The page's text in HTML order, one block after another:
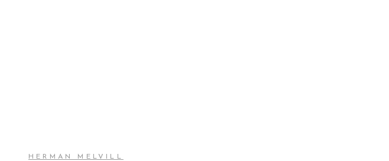
HERMAN MELVILL